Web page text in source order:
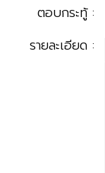
ตอบกระทู้ :
รายละเอียด :